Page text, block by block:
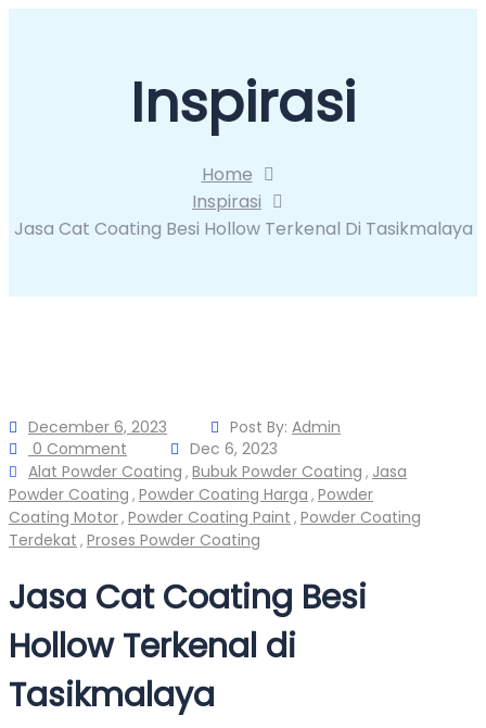
Inspirasi
Home
Inspirasi
Jasa Cat Coating Besi Hollow Terkenal Di Tasikmalaya
December 6, 2023 Post By: Admin
0 Comment
Dec 6, 2023
Alat Powder Coating , Bubuk Powder Coating , Jasa
Powder Coating , Powder Coating Harga , Powder
Coating Motor, Powder Coating Paint , Powder Coating
Terdekat , Proses Powder Coating
Jasa Cat Coating Besi
Hollow Terkenal di
Tasikmalaya